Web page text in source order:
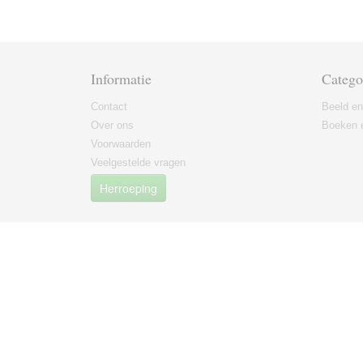
Informatie
Contact
Over ons
Voorwaarden
Veelgestelde vragen
Herroeping
Beeld
Boeken